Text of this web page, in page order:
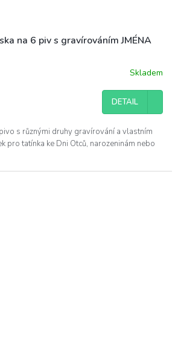
na 6 piv s gravírováním JMÉNA
Skladem
DETAIL
s různými druhy gravírování a vlastním
pro tatínka ke Dni Otců, narozeninám nebo